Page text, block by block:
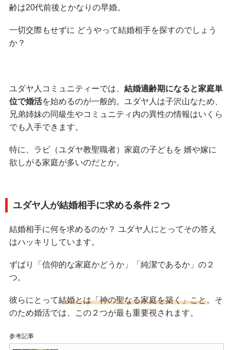
齢は20代前後とかなりの早婚。
一切交際もせずに どうやって結婚相手を探すのでしょう
か？
ユダヤ人コミュニティーでは、 結婚適齢期になると家庭単
位で婚活を始めるのが一般的。ユダヤ人は子沢山なため、
兄弟姉妹の同級生やコミュニティ内の異性の情報はいくら
でも入手できます。
特に、ラビ（ユダヤ教聖職者）家庭の子どもを 婿や嫁に
欲しがる家庭が多いのだとか。
ユダヤ人が結婚相手に求める条件２つ
結婚相手に何を求めるのか？ ユダヤ人にとってその答え
はハッキリしています。
ずばり「信仰的な家庭かどうか」「純潔であるか」の２
つ。
彼らにとって結婚とは「神の聖なる家庭を築く」こと。そ
のため婚活では、この２つが最も重要視されます。
参考記事